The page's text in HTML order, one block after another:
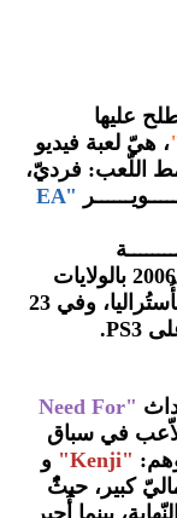
عليها
، هيّ لعبة فيديو
اللّعب: فرديّ،
"
EA
صدرت في 16 نونبر 2006 بالولايات
المُتّحدة الأمريكيّة، وفي 22 مارس 2007 بأُستُراليا، وفي 23
"Need For
في سباق
"Kenji"
و
كبير، حيثًُ
بينما أُجبر